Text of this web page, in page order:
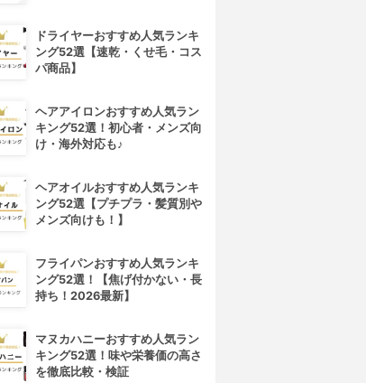
ドライヤーおすすめ人気ランキ
ング52選【速乾・くせ毛・コス
パ商品】
ヘアアイロンおすすめ人気ラン
キング52選！初心者・メンズ向
け・海外対応も♪
ヘアオイルおすすめ人気ランキ
ング52選【プチプラ・髪質別や
メンズ向けも！】
フライパンおすすめ人気ランキ
ング52選！【焦げ付かない・長
持ち！2026最新】
マヌカハニーおすすめ人気ラン
キング52選！味や栄養価の高さ
を徹底比較・検証